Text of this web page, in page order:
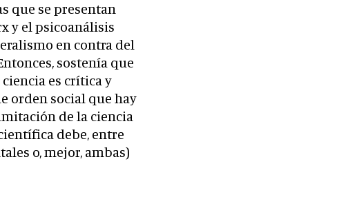
que se presentan
y el psicoanálisis
en contra del
sostenía que
es crítica y
orden social que hay
de la ciencia
debe, entre
o, mejor, ambas)